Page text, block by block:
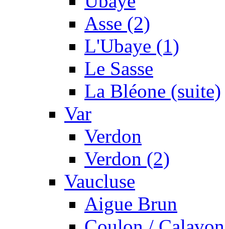
Asse (2)
L'Ubaye (1)
Le Sasse
La Bléone (suite)
Var
Verdon
Verdon (2)
Vaucluse
Aigue Brun